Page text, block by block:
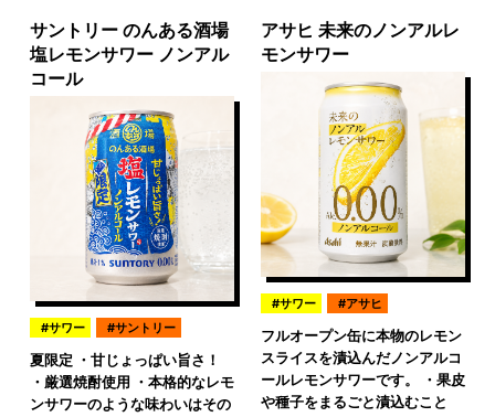
サントリー のんある酒場
塩レモンサワー ノンアル
コール
サワー サントリー
夏限定 ・甘じょっぱい旨さ！
・厳選焼酎使用 ・本格的なレモ
ンサワーのような味わいはその
アサヒ 未来のノンアルレ
モンサワー
サワー アサヒ
フルオープン缶に本物のレモン
スライスを漬込んだノンアルコ
ールレモンサワーです。 ・果皮
や種子をまるごと漬込むこと